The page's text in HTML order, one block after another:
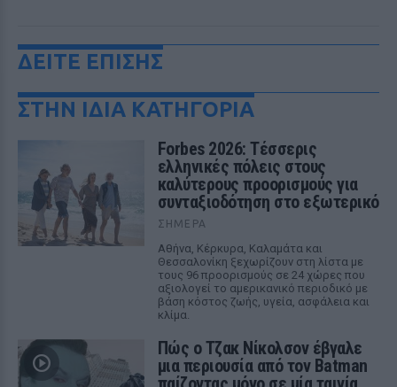
ΔΕΙΤΕ ΕΠΙΣΗΣ
ΣΤΗΝ ΙΔΙΑ ΚΑΤΗΓΟΡΙΑ
Forbes 2026: Τέσσερις
ελληνικές πόλεις στους
καλύτερους προορισμούς για
συνταξιοδότηση στο εξωτερικό
ΣΉΜΕΡΑ
Αθήνα, Κέρκυρα, Καλαμάτα και
Θεσσαλονίκη ξεχωρίζουν στη λίστα με
τους 96 προορισμούς σε 24 χώρες που
αξιολογεί το αμερικανικό περιοδικό με
βάση κόστος ζωής, υγεία, ασφάλεια και
κλίμα.
Πώς ο Τζακ Νίκολσον έβγαλε
μια περιουσία από τον Batman